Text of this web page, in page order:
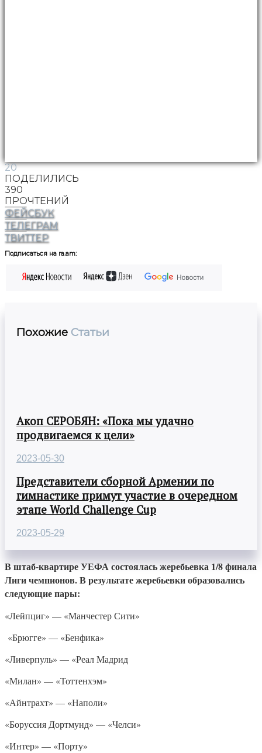
20
ПОДЕЛИЛИСЬ
390
ПРОЧТЕНИЙ
ФЕЙСБУК
ТЕЛЕГРАМ
ТВИТТЕР
Подписаться на ra.am:
Похожие Статьи
Акоп СЕРОБЯН: «Пока мы удачно
продвигаемся к цели»
2023-05-30
Представители сборной Армении по
гимнастике примут участие в очередном
этапе World Challenge Cup
2023-05-29
В штаб-квартире УЕФА состоялась жеребьевка 1/8 финала
Лиги чемпионов. В результате жеребьевки образовались
следующие пары:
«Лейпциг» — «Манчестер Сити»
«Брюгге» — «Бенфика»
«Ливерпуль» — «Реал Мадрид
«Милан» — «Тоттенхэм»
«Айнтрахт» — «Наполи»
«Боруссия Дортмунд» — «Челси»
«Интер» — «Порту»